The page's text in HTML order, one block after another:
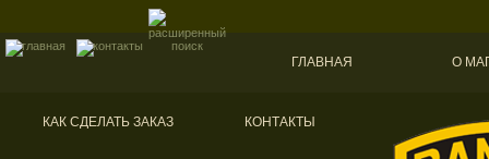
ГЛАВНАЯ О
КАК СДЕЛАТЬ ЗАКАЗ КОНТАКТЫ